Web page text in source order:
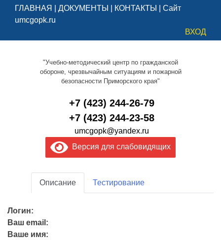
ГЛАВНАЯ ДОКУМЕНТЫ КОНТАКТЫ
Сайт
umcgopk.ru
ВХОД
"Учебно-методический центр по гражданской
обороне, чрезвычайным ситуациям и пожарной
безопасности Приморского края"
+7 (423) 244-26-79
+7 (423) 244-23-58
umcgopk@yandex.ru
Версия для слабовидящих
Описание Тестирование
Логин:
Ваш email:
Ваше имя: